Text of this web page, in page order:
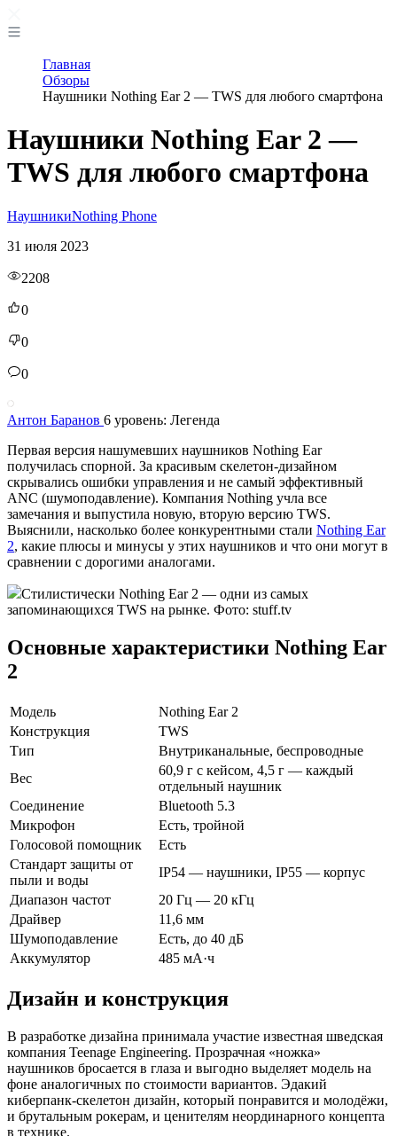
Главная
Обзоры
Наушники Nothing Ear 2 — TWS для любого смартфона
Наушники Nothing Ear 2 —
TWS для любого смартфона
НаушникиNothing Phone
31 июля 2023
2208
0
0
0
Антон Баранов 6 уровень: Легенда
Первая версия нашумевших наушников Nothing Ear
получилась спорной. За красивым скелетон-дизайном
скрывались ошибки управления и не самый эффективный
ANC (шумоподавление). Компания Nothing учла все
замечания и выпустила новую, вторую версию TWS.
Выяснили, насколько более конкурентными стали Nothing Ear
2, какие плюсы и минусы у этих наушников и что они могут в
сравнении с дорогими аналогами.
Стилистически Nothing Ear 2 — одни из самых
запоминающихся TWS на рынке. Фото: stuff.tv
Основные характеристики Nothing Ear
2
Модель
Nothing Ear 2
Конструкция
TWS
Тип
Внутриканальные, беспроводные
Вес
60,9 г с кейсом, 4,5 г — каждый
отдельный наушник
Соединение
Bluetooth 5.3
Микрофон
Есть, тройной
Голосовой помощник
Есть
Стандарт защиты от
пыли и воды
IP54 — наушники, IP55 — корпус
Диапазон частот
20 Гц — 20 кГц
Драйвер
11,6 мм
Шумоподавление
Есть, до 40 дБ
Аккумулятор
485 мА·ч
Дизайн и конструкция
В разработке дизайна принимала участие известная шведская
компания Teenage Engineering. Прозрачная «ножка»
наушников бросается в глаза и выгодно выделяет модель на
фоне аналогичных по стоимости вариантов. Эдакий
киберпанк-скелетон дизайн, который понравится и молодёжи,
и брутальным рокерам, и ценителям неординарного концепта
в технике.